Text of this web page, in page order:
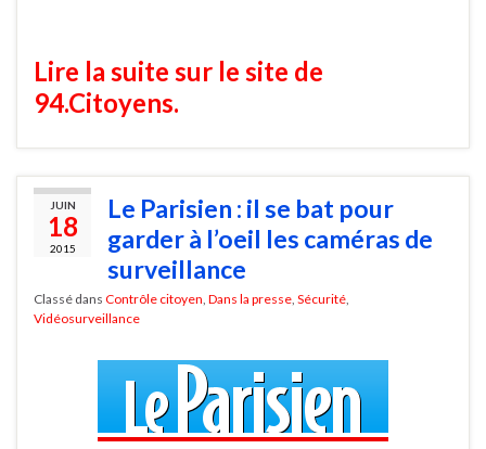
Lire la suite sur le site de
94.Citoyens.
JUIN
18
2015
Le Parisien : il se bat pour
garder à l’oeil les caméras de
surveillance
Classé dans Contrôle citoyen, Dans la presse, Sécurité,
Vidéosurveillance